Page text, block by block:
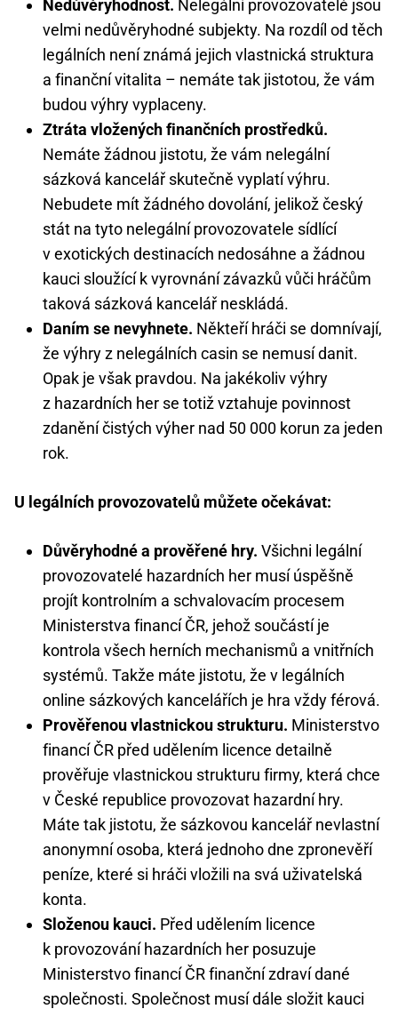
Nedůvěryhodnost. Nelegální provozovatelé jsou
velmi nedůvěryhodné subjekty. Na rozdíl od těch
legálních není známá jejich vlastnická struktura
a finanční vitalita – nemáte tak jistotou, že vám
budou výhry vyplaceny.
Ztráta vložených finančních prostředků.
Nemáte žádnou jistotu, že vám nelegální
sázková kancelář skutečně vyplatí výhru.
Nebudete mít žádného dovolání, jelikož český
stát na tyto nelegální provozovatele sídlící
v exotických destinacích nedosáhne a žádnou
kauci sloužící k vyrovnání závazků vůči hráčům
taková sázková kancelář neskládá.
Daním se nevyhnete. Někteří hráči se domnívají,
že výhry z nelegálních casin se nemusí danit.
Opak je však pravdou. Na jakékoliv výhry
z hazardních her se totiž vztahuje povinnost
zdanění čistých výher nad 50 000 korun za jeden
rok.
U legálních provozovatelů můžete očekávat:
Důvěryhodné a prověřené hry. Všichni legální
provozovatelé hazardních her musí úspěšně
projít kontrolním a schvalovacím procesem
Ministerstva financí ČR, jehož součástí je
kontrola všech herních mechanismů a vnitřních
systémů. Takže máte jistotu, že v legálních
online sázkových kancelářích je hra vždy férová.
Prověřenou vlastnickou strukturu. Ministerstvo
financí ČR před udělením licence detailně
prověřuje vlastnickou strukturu firmy, která chce
v České republice provozovat hazardní hry.
Máte tak jistotu, že sázkovou kancelář nevlastní
anonymní osoba, která jednoho dne zpronevěří
peníze, které si hráči vložili na svá uživatelská
konta.
Složenou kauci. Před udělením licence
k provozování hazardních her posuzuje
Ministerstvo financí ČR finanční zdraví dané
společnosti. Společnost musí dále složit kauci